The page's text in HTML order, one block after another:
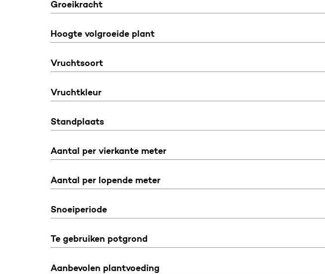
Groeikracht
Hoogte volgroeide plant
Vruchtsoort
Vruchtkleur
Standplaats
Aantal per vierkante meter
Aantal per lopende meter
Snoeiperiode
Te gebruiken potgrond
Aanbevolen plantvoeding